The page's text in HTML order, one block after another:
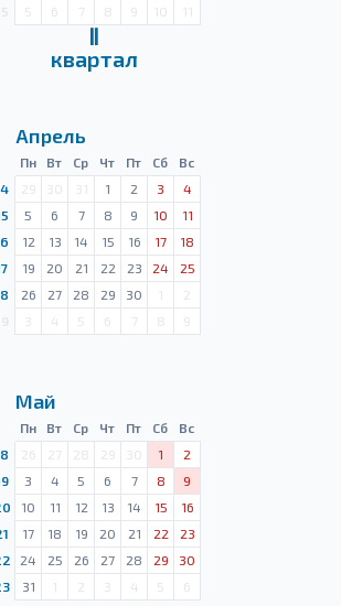
5 6 7 8 9 10 11
Ⅱ
квартал
Апрель
Пн Вт Ср Чт Пт Сб
Вс
29 30 31 1 2 3
4
5 6 7 8 9 10
11
12 13 14 15 16 17
18
19 20 21 22 23 24
25
26 27 28 29 30 1
2
3 4 5 6 7 8 9
Май
Пн Вт Ср Чт Пт Сб
Вс
26 27 28 29 30 1
2
3 4 5 6 7 8
9
10 11 12 13 14 15
16
17 18 19 20 21 22
23
24 25 26 27 28 29
30
31 1 2 3 4 5 6